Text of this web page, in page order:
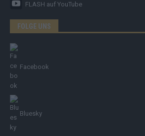
FLASH auf YouTube
FOLGE UNS
Facebook
Bluesky